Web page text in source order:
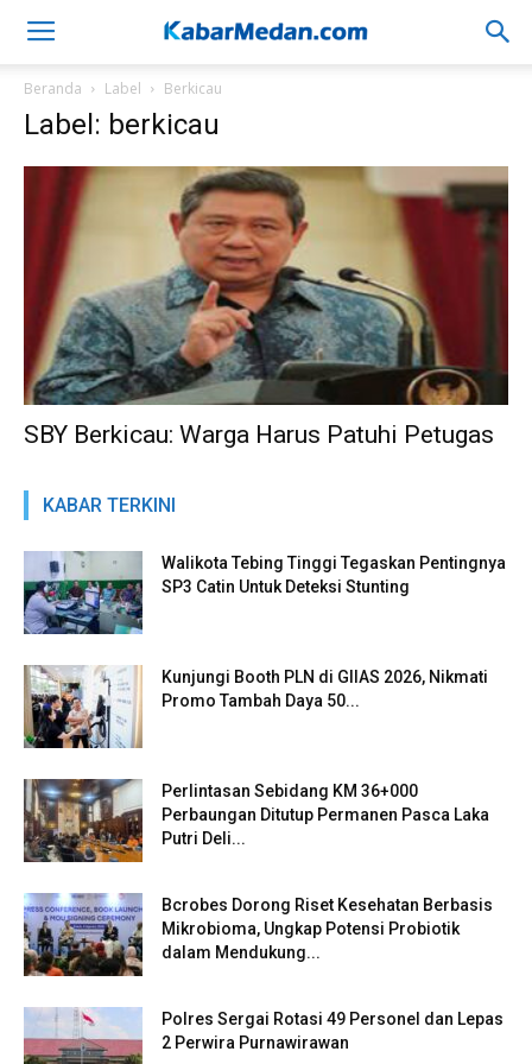
Beranda Label Berkicau
Label: berkicau
SBY Berkicau: Warga Harus Patuhi Petugas
KABAR TERKINI
Walikota Tebing Tinggi Tegaskan Pentingnya
SP3 Catin Untuk Deteksi Stunting
Kunjungi Booth PLN di GIIAS 2026, Nikmati
Promo Tambah Daya 50...
Perlintasan Sebidang KM 36+000
Perbaungan Ditutup Permanen Pasca Laka
Putri Deli...
Bcrobes Dorong Riset Kesehatan Berbasis
Mikrobioma, Ungkap Potensi Probiotik
dalam Mendukung...
Polres Sergai Rotasi 49 Personel dan Lepas
2 Perwira Purnawirawan